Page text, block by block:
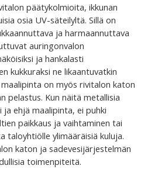
päätykolmioita, ikkunan
osia UV-säteilyltä. Sillä on
ja harmaannuttava
auringonvalon
ja hankalasti
kukkuraksi ne likaantuvatkin
on myös rivitalon katon
pelastus. Kun näitä metallisia
ehjä maalipinta, ei puhki
paikkaus ja vaihtaminen tai
taloyhtiölle ylimääräisiä kuluja.
katon ja sadevesijärjestelmän
toimenpiteitä.